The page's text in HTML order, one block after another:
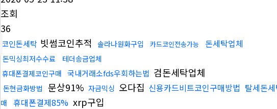
조회
36
코인돈세탁 빗썸코인추적 솔라나원화구입 카드코인전송가능 돈세탁업체
돈믹싱최저수수료
테더송금업체
휴대폰결제코인구매 국내거래소fds우회하는법 검돈세탁업체
돈현금화방법 문상91% 자금믹싱 오다집 신용카드비트코인구매방법 탈세돈
매
휴대폰결제85% xrp구입